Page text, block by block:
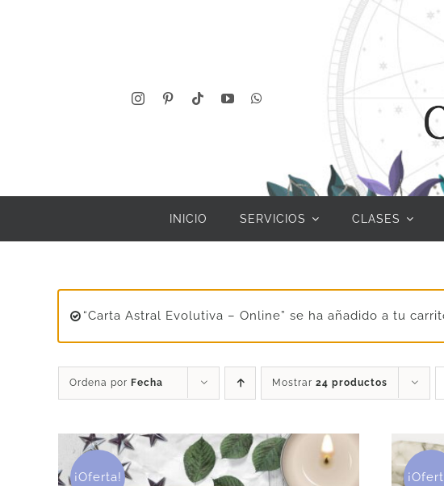
INICIO SERVICIOS CLASES
“Carta Astral Evolutiva – Online” se ha añadido a tu
Ordena por Fecha Mostrar 24 productos
¡Oferta!